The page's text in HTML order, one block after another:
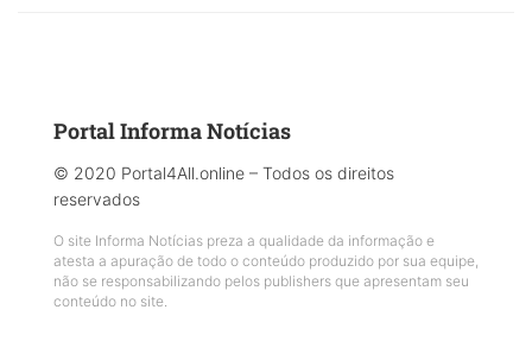
Portal Informa Notícias
© 2020 Portal4All.online – Todos os direitos
reservados
O site Informa Notícias preza a qualidade da informação e
atesta a apuração de todo o conteúdo produzido por sua equipe,
não se responsabilizando pelos publishers que apresentam seu
conteúdo no site.